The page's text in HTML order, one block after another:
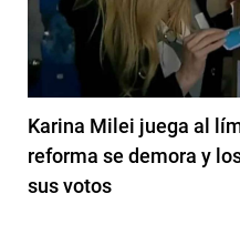
Karina Milei juega al
reforma se demora y
sus votos